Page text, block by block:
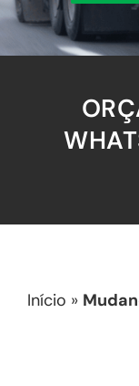
Início »